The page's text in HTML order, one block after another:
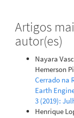
Artigos
autor(es)
Nayara
Hemerson
Cerrado na
Earth
3 (2019):
Henrique